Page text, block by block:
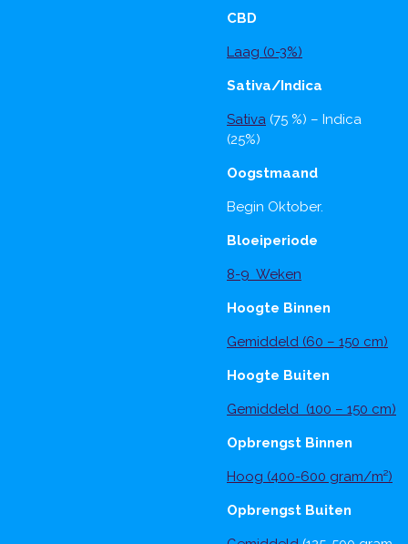
CBD
Laag (0-3%)
Sativa/Indica
Sativa (75 %) – Indica
(25%)
Oogstmaand
Begin Oktober.
Bloeiperiode
8-9 Weken
Hoogte Binnen
Gemiddeld (60 – 150 cm)
Hoogte Buiten
Gemiddeld (100 – 150 cm)
Opbrengst Binnen
Hoog (400-600 gram/m²)
Opbrengst Buiten